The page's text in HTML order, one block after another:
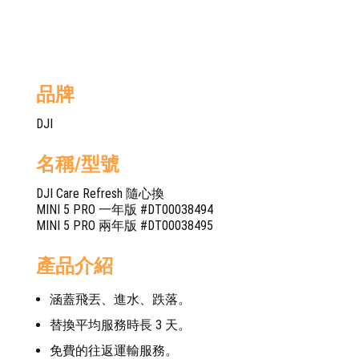
品牌
DJI
名稱/型號
DJI Care Refresh 隨心換
MINI 5 PRO 一年版 #DT00038494
MINI 5 PRO 兩年版 #DT00038495
產品介紹
涵蓋飛丟、進水、跌落。
替換平均服務時長 3 天。
免費的往返運輸服務。